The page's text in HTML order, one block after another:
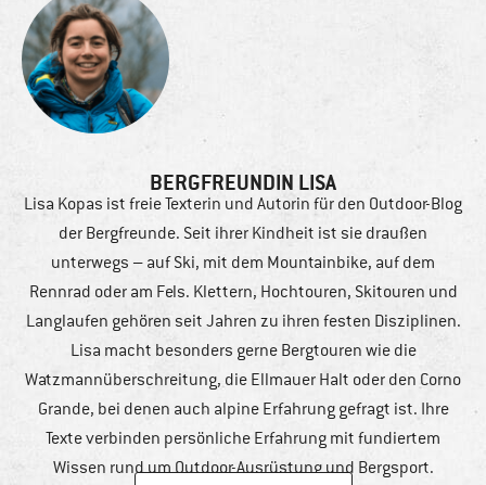
BERGFREUNDIN LISA
Lisa Kopas ist freie Texterin und Autorin für den Outdoor-Blog
der Bergfreunde. Seit ihrer Kindheit ist sie draußen
unterwegs – auf Ski, mit dem Mountainbike, auf dem
Rennrad oder am Fels. Klettern, Hochtouren, Skitouren und
Langlaufen gehören seit Jahren zu ihren festen Disziplinen.
Lisa macht besonders gerne Bergtouren wie die
Watzmannüberschreitung, die Ellmauer Halt oder den Corno
Grande, bei denen auch alpine Erfahrung gefragt ist. Ihre
Texte verbinden persönliche Erfahrung mit fundiertem
Wissen rund um Outdoor-Ausrüstung und Bergsport.